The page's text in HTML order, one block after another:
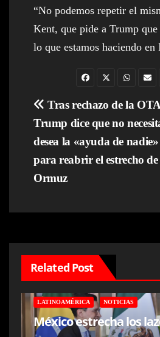
“No podemos repetir el
Kent, que pide a Trump
lo que estamos haciendo en
Navegación
de
entradas
Tras rechazo de la
Trump dice que no
desea la «ayuda de nadie»
para reabrir el estrecho de
Ormuz
Related Post
LATINOAMÉRICA NOTICIAS
México estrecha los